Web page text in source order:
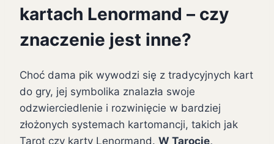
kartach Lenormand – czy
znaczenie jest inne?
Choć dama pik wywodzi się z tradycyjnych kart
do gry, jej symbolika znalazła swoje
odzwierciedlenie i rozwinięcie w bardziej
złożonych systemach kartomancji, takich jak
Tarot czy karty Lenormand. W Tarocie,